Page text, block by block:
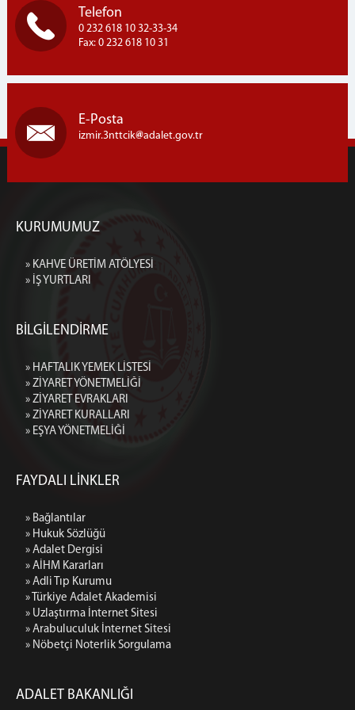
Telefon
0 232 618 10 32-33-34
Fax: 0 232 618 10 31
E-Posta
izmir.3nttcik adalet.gov.tr
KURUMUMUZ
» KAHVE ÜRETİM ATÖLYESİ
» İŞ YURTLARI
BİLGİLENDİRME
» HAFTALIK YEMEK LİSTESİ
» ZİYARET YÖNETMELİĞİ
» ZİYARET EVRAKLARI
» ZİYARET KURALLARI
» EŞYA YÖNETMELİĞİ
FAYDALI LİNKLER
» Bağlantılar
» Hukuk Sözlüğü
» Adalet Dergisi
» AİHM Kararları
» Adli Tıp Kurumu
» Türkiye Adalet Akademisi
» Uzlaştırma İnternet Sitesi
» Arabuluculuk İnternet Sitesi
» Nöbetçi Noterlik Sorgulama
ADALET BAKANLIĞI